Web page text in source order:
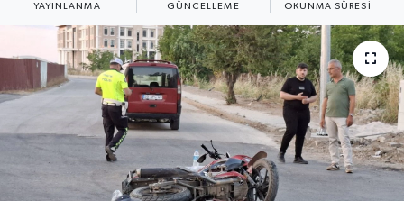
YAYINLANMA GÜNCELLEME OKUNMA SÜRESI